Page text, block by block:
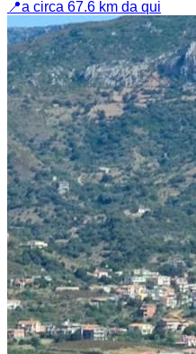
📍a circa 67.6 km da qui